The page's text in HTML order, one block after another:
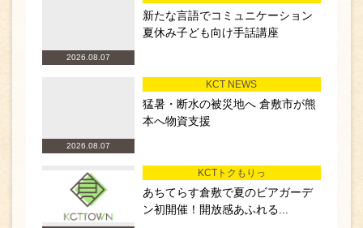
2026.08.07
新たな言語でコミュニケーション
夏休み子ども向け手話講座
2026.08.07
KCT NEWS
猛暑・断水の被災地へ 倉敷市が熊
本へ物資支援
KCTトクもりっ
あちてらす倉敷で夏のビアガーデ
ン初開催！開放感あふれる...